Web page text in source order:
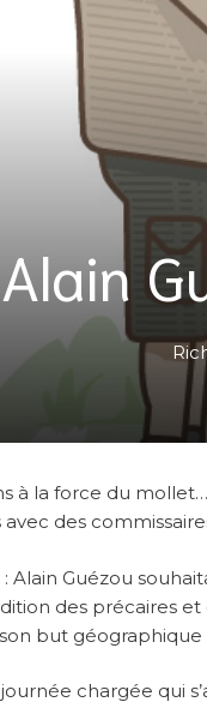
Alain
à la force du
des
Alain Guézou
des précaires
but
chargée qui